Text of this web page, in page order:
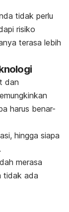
tidak perlu
risiko
terasa lebih
dan
harus benar-
hingga siapa
merasa
tidak ada